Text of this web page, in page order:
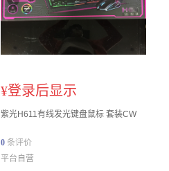
¥登录后显示
紫光H611有线发光键盘鼠标 套装CW
0 条评价
平台自营